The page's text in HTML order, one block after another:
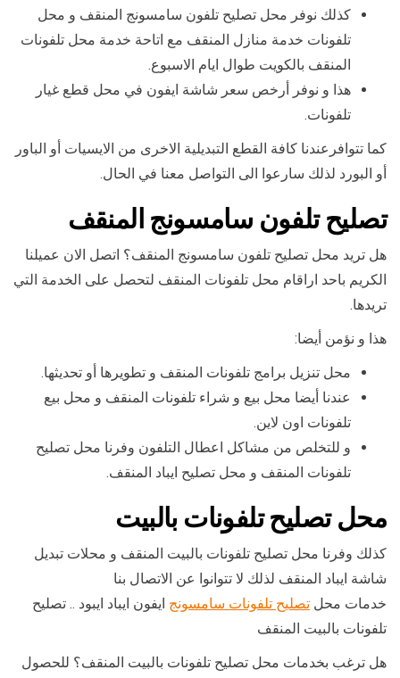
كذلك نوفر محل تصليح تلفون سامسونج المنقف و محل
تلفونات خدمة منازل المنقف مع اتاحة خدمة محل تلفونات
المنقف بالكويت طوال ايام الاسبوع.
هذا و نوفر أرخص سعر شاشة ايفون في محل قطع غيار
تلفونات.
كما تتوافرعندنا كافة القطع التبديلية الاخرى من الايسيات أو الباور
أو البورد لذلك سارعوا الى التواصل معنا في الحال.
تصليح تلفون سامسونج المنقف
هل تريد محل تصليح تلفون سامسونج المنقف؟ اتصل الان عميلنا
الكريم باحد اراقام محل تلفونات المنقف لتحصل على الخدمة التي
تريدها.
هذا و نؤمن أيضا:
محل تنزيل برامج تلفونات المنقف و تطويرها أو تحديثها.
عندنا أيضا محل بيع و شراء تلفونات المنقف و محل بيع
تلفونات اون لاين.
و للتخلص من مشاكل اعطال التلفون وفرنا محل تصليح
تلفونات المنقف و محل تصليح ايباد المنقف.
محل تصليح تلفونات بالبيت
كذلك وفرنا محل تصليح تلفونات بالبيت المنقف و محلات تبديل
شاشة ايباد المنقف لذلك لا تتوانوا عن الاتصال بنا
خدمات محل تصليح تلفونات سامسونج ايفون ايباد ايبود .. تصليح
تلفونات بالبيت المنقف
هل ترغب بخدمات محل تصليح تلفونات بالبيت المنقف؟ للحصول